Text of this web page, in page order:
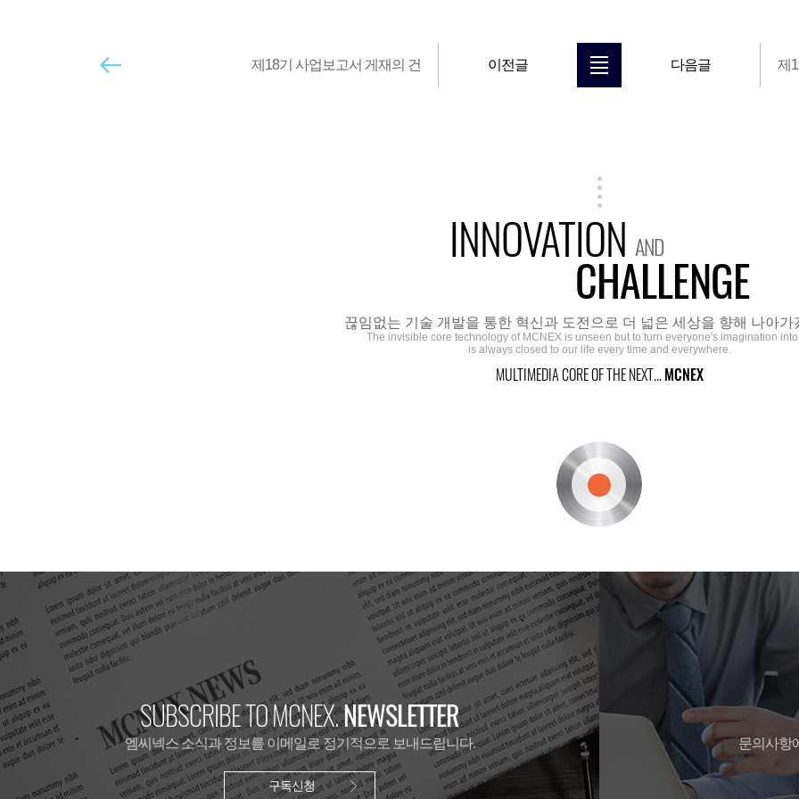
이전글
제18기 사업보고서 게재의 건 다음글 제
INNOVATION AND
CHALLENGE
끊임없는 기술 개발을 통한 혁신과 도전으로 더 넓은 세상을 향해 나아가
The invisible core technology of MCNEX is unseen but to turn everyone's imagination
is always closed to our life every time and everywhere.
MULTIMEDIA CORE OF THE NEXT...MCNEX
SUBSCRIBE TO MCNEX.NEWSLETTER
엠씨넥스 소식과 정보를 이메일로 정기적으로 보내드립니다.
구독신청
문의사항